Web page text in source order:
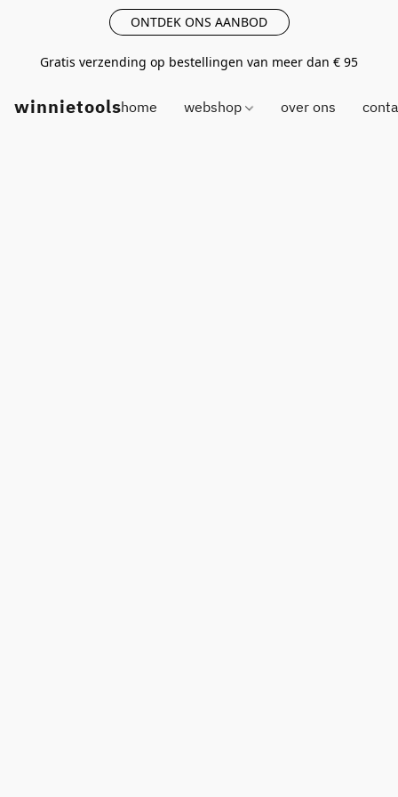
ONTDEK ONS AANBOD
Gratis verzending op bestellingen van meer dan € 95
winnietoolshome webshop over ons